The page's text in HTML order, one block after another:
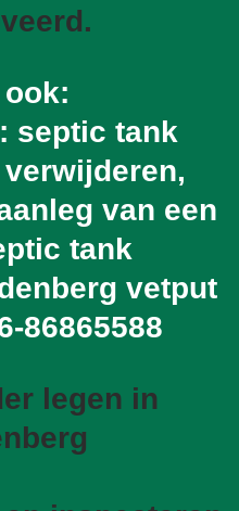
septic tank
van een
tank
vetput
86865588
legen in